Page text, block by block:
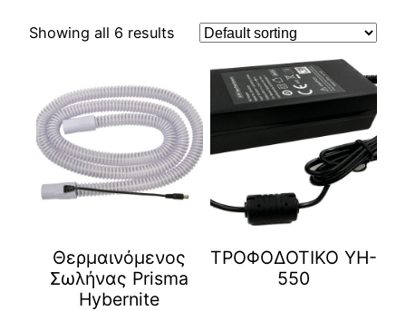
Showing all 6 results
Θερμαινόμενος
Σωλήνας Prisma
Hybernite
ΤΡΟΦΟΔΟΤΙΚΟ YH-
550